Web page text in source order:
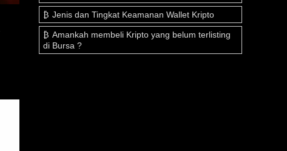
Jenis dan Tingkat Keamanan Wallet Kripto
Amankah membeli Kripto yang belum terlisting
di Bursa ?